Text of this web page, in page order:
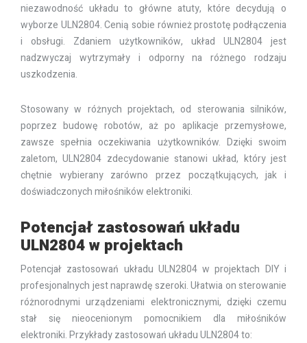
niezawodność układu to główne atuty, które decydują o
wyborze ULN2804. Cenią sobie również prostotę podłączenia
i obsługi. Zdaniem użytkowników, układ ULN2804 jest
nadzwyczaj wytrzymały i odporny na różnego rodzaju
uszkodzenia.
Stosowany w różnych projektach, od sterowania silników,
poprzez budowę robotów, aż po aplikacje przemysłowe,
zawsze spełnia oczekiwania użytkowników. Dzięki swoim
zaletom, ULN2804 zdecydowanie stanowi układ, który jest
chętnie wybierany zarówno przez początkujących, jak i
doświadczonych miłośników elektroniki.
Potencjał zastosowań układu
ULN2804 w projektach
Potencjał zastosowań układu ULN2804 w projektach DIY i
profesjonalnych jest naprawdę szeroki. Ułatwia on sterowanie
różnorodnymi urządzeniami elektronicznymi, dzięki czemu
stał się nieocenionym pomocnikiem dla miłośników
elektroniki. Przykłady zastosowań układu ULN2804 to: